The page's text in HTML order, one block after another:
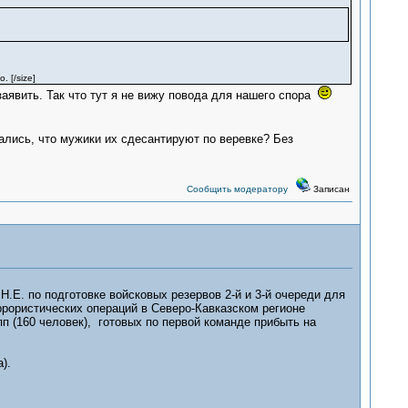
[/size]
Так что тут я не вижу повода для нашего спора
что мужики их сдесантируют по веревке? Без
Сообщить модератору Записан
по подготовке войсковых резервов 2-й и 3-й очереди для
операций в Северо-Кавказском регионе
(160 человек), готовых по первой команде прибыть на